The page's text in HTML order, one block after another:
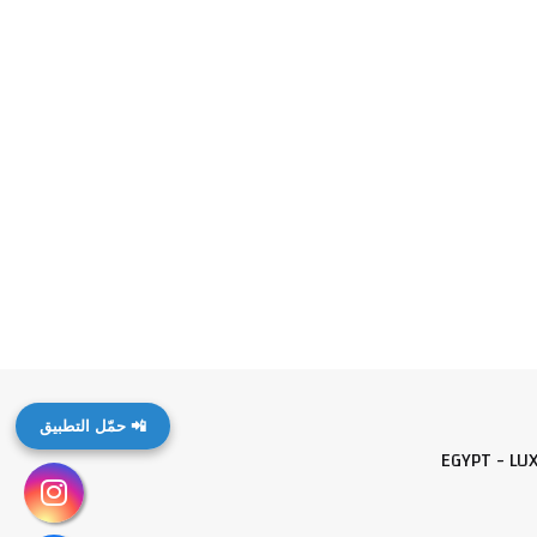
📲 حمّل التطبيق
EGYPT -